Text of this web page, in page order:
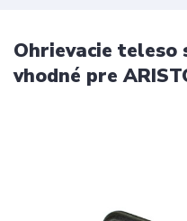
Ohrievacie teleso
vhodné pre